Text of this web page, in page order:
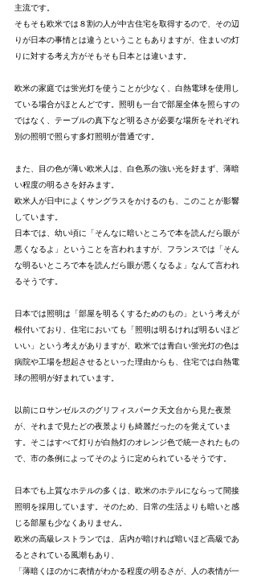
主流です。
そもそも欧米では８割の人が中古住宅を取得するので、その辺
りが日本の事情とは違うということもありますが、住まいの灯
りに対する考え方がそもそも日本とは違います。
欧米の家庭では蛍光灯を使うことが少なく、白熱電球を使用し
ている場合がほとんどです。照明も一台で部屋全体を照らすの
ではなく、テーブルの真下など明るさが必要な場所をそれぞれ
別の照明で照らす多灯照明が普通です。
また、目の色が薄い欧米人は、白色系の強い光を好まず、薄暗
い程度の明るさを好みます。
欧米人が日中によくサングラスをかけるのも、このことが影響
しています。
日本では、幼い頃に「そんなに暗いところで本を読んだら眼が
悪くなるよ」ということを言われますが、フランスでは「そん
な明るいところで本を読んだら眼が悪くなるよ」なんて言われ
るそうです。
日本では照明は「部屋を明るくするためのもの」という考えが
根付いており、住宅においても「照明は明るければ明るいほど
いい」という考えがありますが、欧米では青白い蛍光灯の色は
病院や工場を想起させるといった理由からも、住宅では白熱電
球の照明が好まれています。
以前にロサンゼルスのグリフィスパーク天文台から見た夜景
が、それまで見たどの夜景よりも綺麗だったのを覚えていま
す。そこはすべて灯りが白熱灯のオレンジ色で統一されたもの
で、市の条例によってそのように定められているそうです。
日本でも上質なホテルの多くは、欧米のホテルにならって間接
照明を採用しています。そのため、日常の生活よりも暗いと感
じる部屋も少なくありません。
欧米の高級レストランでは、店内が暗ければ暗いほど高級であ
るとされている風潮もあり、
「薄暗くほのかに表情がわかる程度の明るさが、人の表情が一